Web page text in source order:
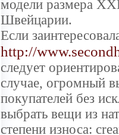
модели размера
Швейцарии.
Если
http://
следует
случае, огромный
покупателей без
выбрать вещи из
степени износа: